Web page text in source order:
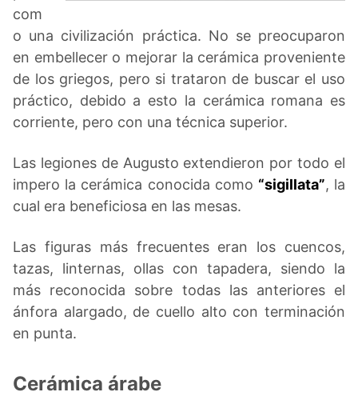
com
o una civilización práctica. No se preocuparon
en embellecer o mejorar la cerámica proveniente
de los griegos, pero si trataron de buscar el uso
práctico, debido a esto la cerámica romana es
corriente, pero con una técnica superior.
Las legiones de Augusto extendieron por todo el
impero la cerámica conocida como “sigillata”, la
cual era beneficiosa en las mesas.
Las figuras más frecuentes eran los cuencos,
tazas, linternas, ollas con tapadera, siendo la
más reconocida sobre todas las anteriores el
ánfora alargado, de cuello alto con terminación
en punta.
Cerámica árabe